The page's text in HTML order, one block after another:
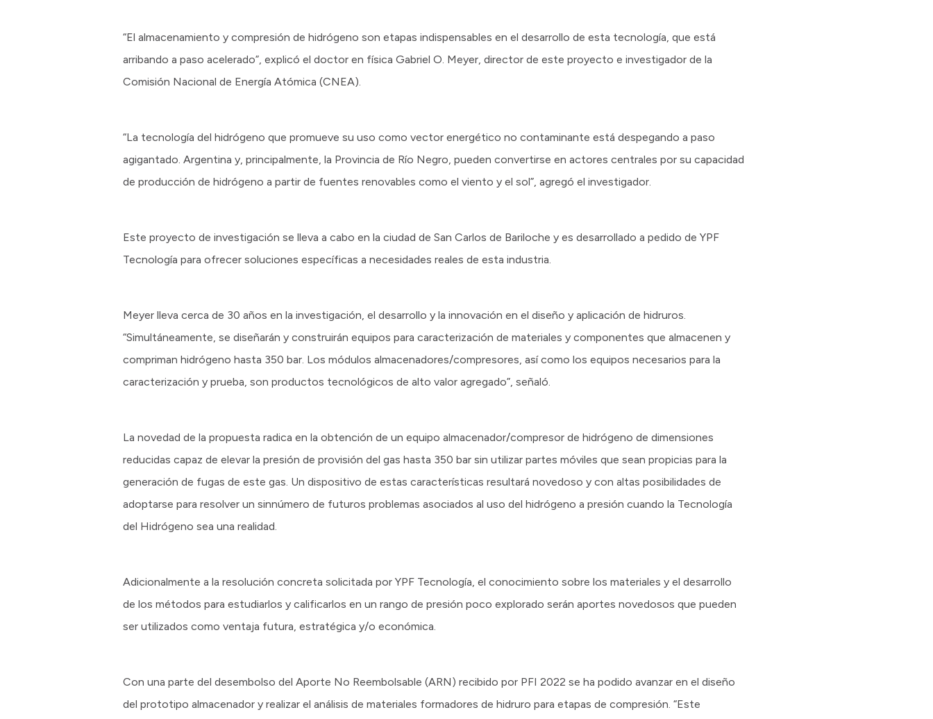
“El almacenamiento y compresión de hidrógeno son etapas indispensables en el desarrollo de esta tecnología, que está
arribando a paso acelerado”, explicó el doctor en física Gabriel O. Meyer, director de este proyecto e investigador de la
Comisión Nacional de Energía Atómica (CNEA).
“La tecnología del hidrógeno que promueve su uso como vector energético no contaminante está despegando a paso
agigantado. Argentina y, principalmente, la Provincia de Río Negro, pueden convertirse en actores centrales por su capacidad
de producción de hidrógeno a partir de fuentes renovables como el viento y el sol”, agregó el investigador.
Este proyecto de investigación se lleva a cabo en la ciudad de San Carlos de Bariloche y es desarrollado a pedido de YPF
Tecnología para ofrecer soluciones específicas a necesidades reales de esta industria.
Meyer lleva cerca de 30 años en la investigación, el desarrollo y la innovación en el diseño y aplicación de hidruros.
“Simultáneamente, se diseñarán y construirán equipos para caracterización de materiales y componentes que almacenen y
compriman hidrógeno hasta 350 bar. Los módulos almacenadores/compresores, así como los equipos necesarios para la
caracterización y prueba, son productos tecnológicos de alto valor agregado”, señaló.
La novedad de la propuesta radica en la obtención de un equipo almacenador/compresor de hidrógeno de dimensiones
reducidas capaz de elevar la presión de provisión del gas hasta 350 bar sin utilizar partes móviles que sean propicias para la
generación de fugas de este gas. Un dispositivo de estas características resultará novedoso y con altas posibilidades de
adoptarse para resolver un sinnúmero de futuros problemas asociados al uso del hidrógeno a presión cuando la Tecnología
del Hidrógeno sea una realidad.
Adicionalmente a la resolución concreta solicitada por YPF Tecnología, el conocimiento sobre los materiales y el desarrollo
de los métodos para estudiarlos y calificarlos en un rango de presión poco explorado serán aportes novedosos que pueden
ser utilizados como ventaja futura, estratégica y/o económica.
Con una parte del desembolso del Aporte No Reembolsable (ARN) recibido por PFI 2022 se ha podido avanzar en el diseño
del prototipo almacenador y realizar el análisis de materiales formadores de hidruro para etapas de compresión. “Este